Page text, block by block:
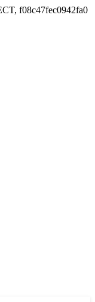
f08c47fec0942fa0